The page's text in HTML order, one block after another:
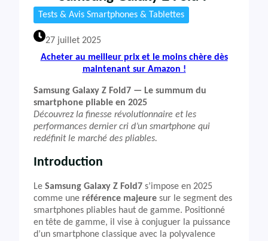
Tests & Avis Smartphones & Tablettes
27 juillet 2025
Acheter au meilleur prix et le moins chère dès
maintenant sur Amazon !
Samsung Galaxy Z Fold7 — Le summum du
smartphone pliable en 2025
Découvrez la finesse révolutionnaire et les
performances dernier cri d’un smartphone qui
redéfinit le marché des pliables.
Introduction
Le Samsung Galaxy Z Fold7 s’impose en 2025
comme une référence majeure sur le segment des
smartphones pliables haut de gamme. Positionné
en tête de gamme, il vise à conjuguer la puissance
d’un smartphone classique avec la polyvalence